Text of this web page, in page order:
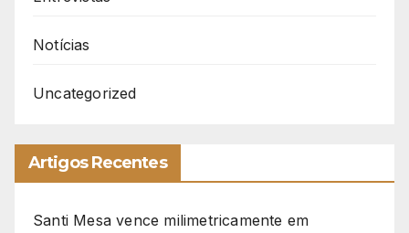
Notícias
Uncategorized
Artigos Recentes
Santi Mesa vence milimetricamente em